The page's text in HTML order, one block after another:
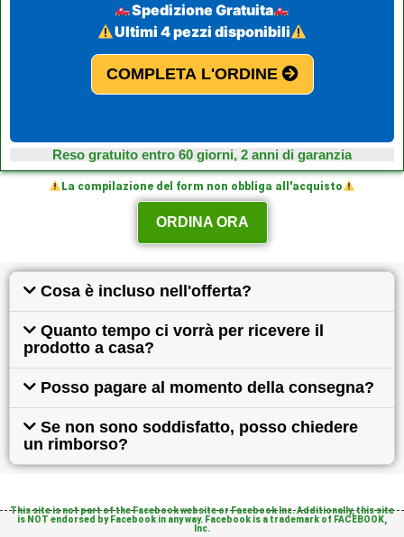
Spedizione Gratuita
Ultimi 4 pezzi disponibili
COMPLETA L'ORDINE
Reso gratuito entro 60 giorni, 2 anni di garanzia
La compilazione del form non obbliga all'acquisto
ORDINA ORA
Cosa è incluso nell'offerta?
Quanto tempo ci vorrà per ricevere il
prodotto a casa?
Posso pagare al momento della consegna?
Se non sono soddisfatto, posso chiedere
un rimborso?
This site is not part of the Facebook website or Facebook Inc. Additionally, this site
is NOT endorsed by Facebook in any way. Facebook is a trademark of FACEBOOK,
Inc.